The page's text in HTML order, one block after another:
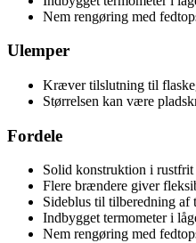
Nem rengøring med
Ulemper
Kræver tilslutning til
Størrelsen kan være
Fordele
Solid konstruktion i rustfrit
Flere brændere giver
Sideblus til tilberedning af
Indbygget termometer i
Nem rengøring med